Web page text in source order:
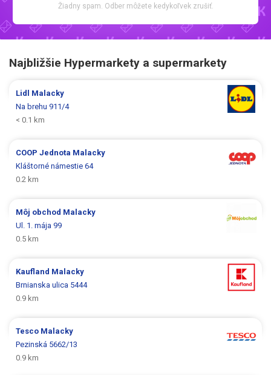
Žiadny spam. Odber môžete kedykoľvek zrušiť.
Najbližšie Hypermarkety a supermarkety
Lidl Malacky
Na brehu 911/4
< 0.1 km
COOP Jednota Malacky
Kláštorné námestie 64
0.2 km
Môj obchod Malacky
Ul. 1. mája 99
0.5 km
Kaufland Malacky
Brnianska ulica 5444
0.9 km
Tesco Malacky
Pezinská 5662/13
0.9 km